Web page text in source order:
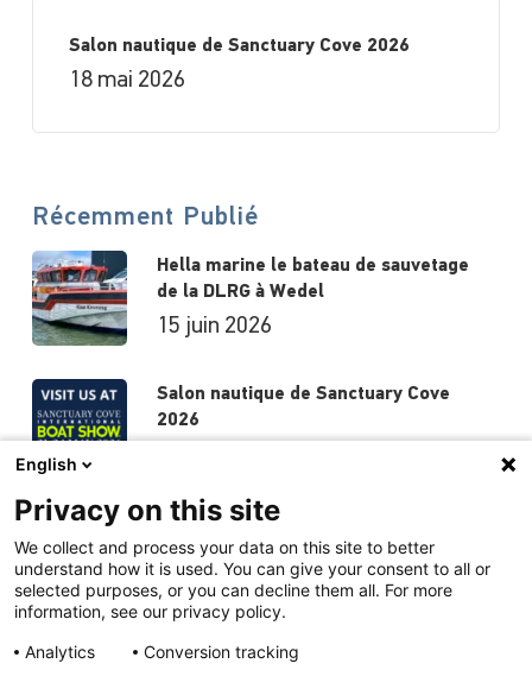
Salon nautique de Sanctuary Cove 2026
18 mai 2026
Récemment Publié
Hella marine le bateau de sauvetage
de la DLRG à Wedel
15 juin 2026
Salon nautique de Sanctuary Cove
2026
Salon nautique de Hutchwilco 2026
8 mai 2026
Hella marine mis à jour
English
Privacy on this site
We collect and process your data on this site to better
understand how it is used. You can give your consent to all or
selected purposes, or you can decline them all. For more
information, see our privacy policy.
Analytics
Conversion tracking